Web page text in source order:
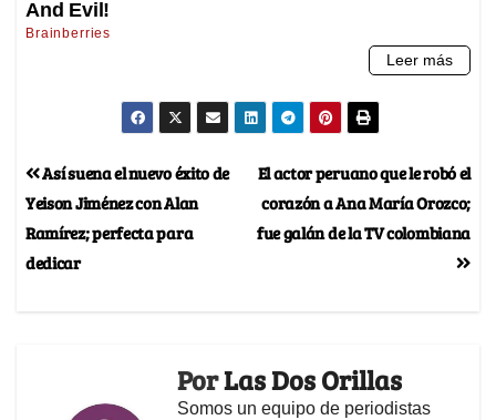
El actor peruano que le robó el
corazón a Ana María Orozco;
fue galán de la TV colombiana
Así suena el nuevo éxito de
Yeison Jiménez con Alan
Ramírez; perfecta para
dedicar
PorLas Dos Orillas
Somos un equipo de periodistas